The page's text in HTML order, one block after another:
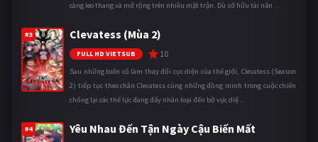
càng leo thang và mở rộng trên nhiều mặt trận. Dù sở hữu tài năn ...
#3 Clevatess (Mùa 2)
FULL HD VIETSUB 10
Sau những biến cố làm thay đổi cục diện của thế giới, Clevatess (Season
2) tiếp tục theo chân Clevatess cùng những đồng minh trong cuộc chiến
chống lại các thế lực đang đẩy nhân loại đến bờ vực diệ ...
#4 Yêu Nhau Đến Tận Ngày Cậu Biến Mất